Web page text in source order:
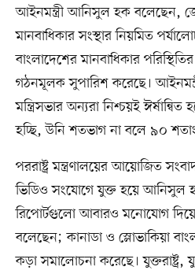
আইনমন্ত্রী আনিসুল হক বলেছেন,
মানবাধিকার সংস্থার নিয়মিত
বাংলাদেশের মানবাধিকার
গঠনমূলক সুপারিশ করেছে।
মন্ত্রিসভার অন্যরা নিশ্চয়ই
হচ্ছি, উনি শতভাগ না বলে ৯০
পররাষ্ট্র মন্ত্রণালয়ের আয়োজিত
ভিডিও সংযোগে যুক্ত হয়ে আনিসুল
রিপোর্টগুলো আবারও মনোযোগ
বলেছেন; কানাডা ও স্লোভাকিয়া
কড়া সমালোচনা করেছে।